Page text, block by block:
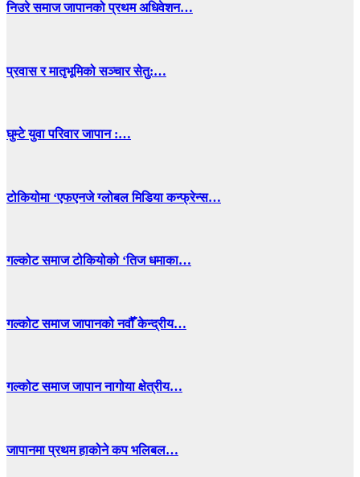
निउरे समाज जापानको प्रथम अधिवेशन…
प्रवास र मातृभूमिको सञ्चार सेतु:…
घुम्टे युवा परिवार जापान :…
टोकियोमा ‘एफएनजे ग्लोबल मिडिया कन्फ्रेन्स…
गल्कोट समाज टोकियोको ‘तिज धमाका…
गल्कोट समाज जापानको नवौँ केन्द्रीय…
गल्कोट समाज जापान नागोया क्षेत्रीय…
जापानमा प्रथम हाकोने कप भलिबल…